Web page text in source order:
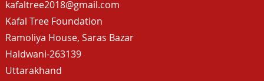
kafaltree2018@gmail.com
Kafal Tree Foundation
Ramoliya House, Saras Bazar
Haldwani-263139
Uttarakhand